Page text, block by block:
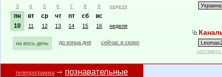
3 4 5 6 7 8 9 неделя
пн вт ср чт пт сб
вс
10
11 12 13 14 15 16 неделя
на весь день до конца дня сейчас и скоро
телепрограмма познавательные